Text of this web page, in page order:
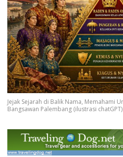
Jejak Sejarah di Balik Nama, Memahami
Bangsawan Palembang (ilustrasi chatGPT)